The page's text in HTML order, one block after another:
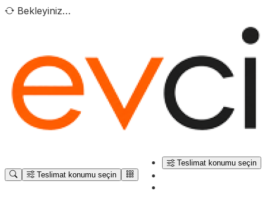
Bekleyiniz…
Teslimat konumu seçin
Teslimat konumu seçin